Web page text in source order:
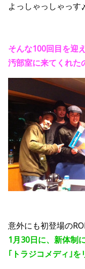
よっしゃっしゃっす
そんな100回目を迎
汚部室に来てくれた
意外にも初登場の
1月30日に、新体制
｢トラジコメディ｣を